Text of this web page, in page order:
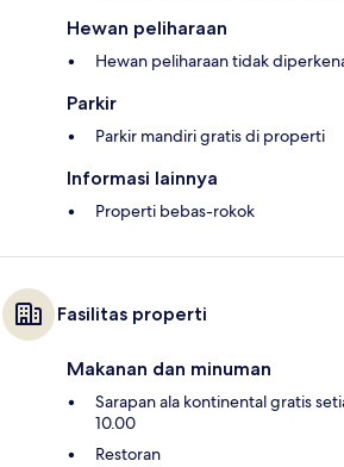
Hewan peliharaan
Hewan peliharaan tidak
Parkir
Parkir mandiri gratis di properti
Informasi lainnya
Properti bebas-rokok
Fasilitas properti
Makanan dan minuman
Sarapan ala kontinental gratis
10.00
Restoran